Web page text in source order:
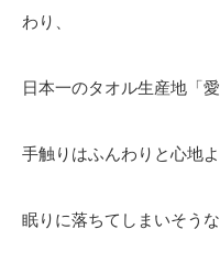
わり、
日本一のタオル生産地「
手触りはふんわりと心地
眠りに落ちてしまいそう